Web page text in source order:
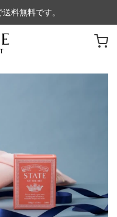
料無料です。